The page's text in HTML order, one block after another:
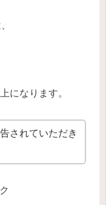
になります。
されていただき